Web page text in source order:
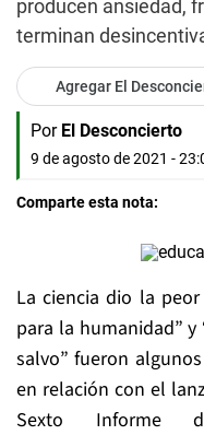
producen ansiedad,
terminan
Agregar El
Por El Desconcierto
9 de agosto de 2021 -
Comparte esta nota:
La ciencia dio la
para la humanidad”
salvo” fueron
en relación con el
Sexto Informe